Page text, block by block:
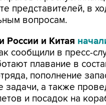
представителей, в
вопросам.
России и Китая
сообщили в пресс-
плавание в
пополнение
задачи, а также
и посадок на